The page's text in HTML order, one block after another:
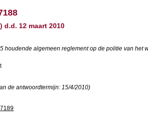
d.d. 12 maart 2010
houdende algemeen reglement op de politie van
de antwoordtermijn: 15/4/2010)